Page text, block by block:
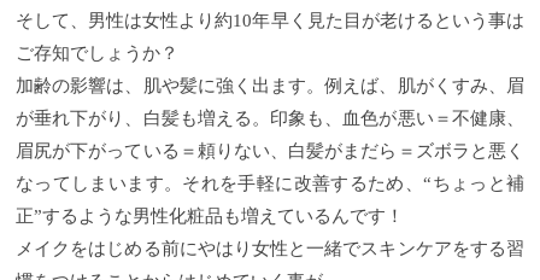
そして、男性は女性より約10年早く見た目が老けるという事は
ご存知でしょうか？
加齢の影響は、肌や髪に強く出ます。例えば、肌がくすみ、眉
が垂れ下がり、白髪も増える。印象も、血色が悪い＝不健康、
眉尻が下がっている＝頼りない、白髪がまだら＝ズボラと悪く
なってしまいます。それを手軽に改善するため、“ちょっと補
正”するような男性化粧品も増えているんです！
メイクをはじめる前にやはり女性と一緒でスキンケアをする習